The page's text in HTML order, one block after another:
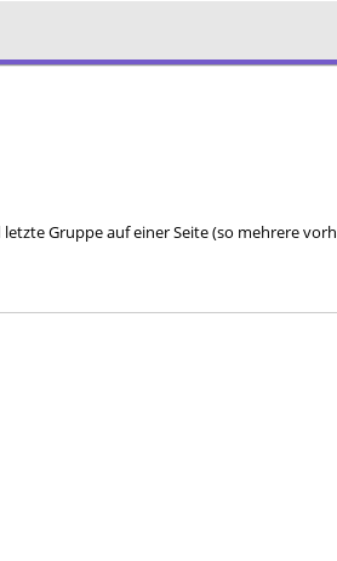
Gruppe auf einer Seite (so mehrere